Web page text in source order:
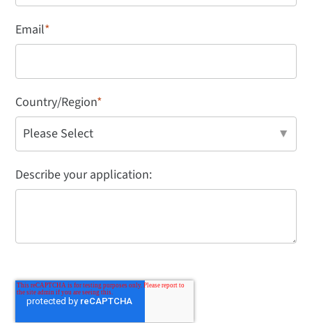
Email*
Country/Region*
Describe your application: